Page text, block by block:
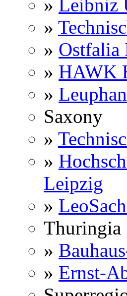
» Leibniz
»
» Ostfalia
» HAWK
»
Saxony
»
»
Leipzig
»
Thuringia
»
» Ernst-